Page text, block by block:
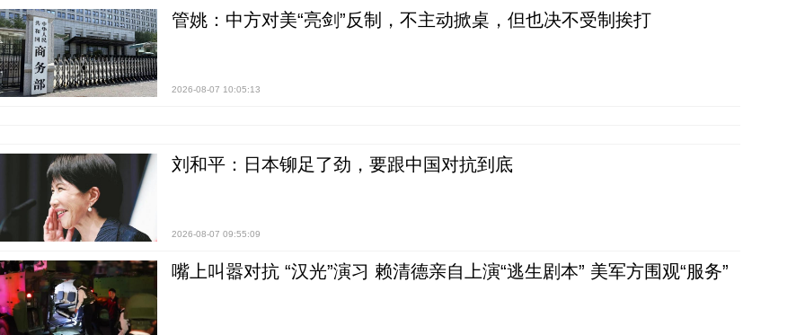
管姚：中方对美“亮剑”反制，不主动掀桌，但也决不受制挨打
2026-08-07 10:05:13
刘和平：日本铆足了劲，要跟中国对抗到底
2026-08-07 09:55:09
嘴上叫嚣对抗 “汉光”演习 赖清德亲自上演“逃生剧本” 美军方围观“服务”